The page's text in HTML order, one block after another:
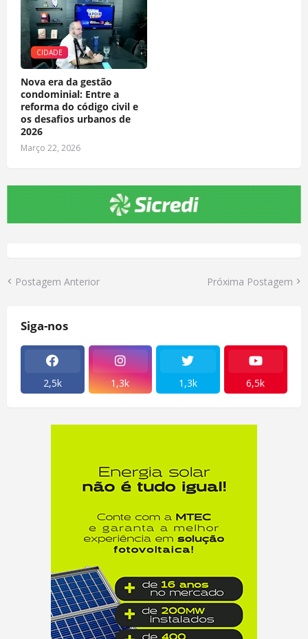
CIDADE
Nova era da gestão
condominial: Entre a
reforma do código civil e
os desafios urbanos de
2026
Março 22, 2026
Postagem Anterior Próxima Postagem
Siga-nos
2,5k 1,3k 1,3k 6,5k